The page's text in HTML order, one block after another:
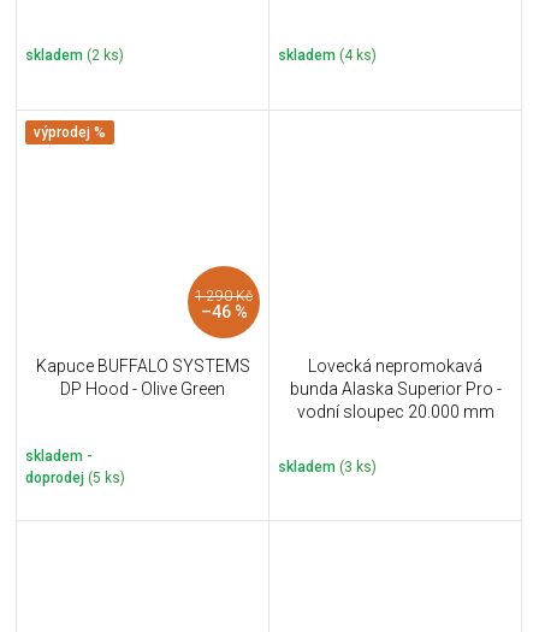
skladem (2 ks) skladem (4 ks)
výprodej %
1 290 Kč
–46 %
Kapuce BUFFALO SYSTEMS
DP Hood - Olive Green
skladem -
doprodej (5 ks)
Lovecká nepromokavá
bunda Alaska Superior Pro -
vodní sloupec 20.000 mm
skladem (3 ks)